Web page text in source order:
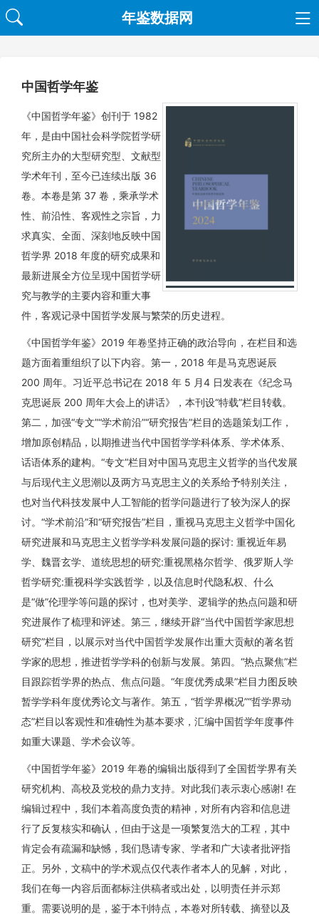
年鉴数据网
中国哲学年鉴
《中国哲学年鉴》创刊于 1982
年，是由中国社会科学院哲学研
究所主办的大型研究型、文献型
学术年刊，至今已连续出版 36
卷。本卷是第 37 卷，乘承学术
性、前沿性、客观性之宗旨，力
求真实、全面、深刻地反映中国
哲学界 2018 年度的研究成果和
最新进展全方位呈现中国哲学研
究与教学的主要内容和重大事
件，客观记录中国哲学发展与繁荣的历史进程。
《中国哲学年鉴》2019 年卷坚持正确的政治导向，在栏目和选
题方面着重组织了以下内容。第一，2018 年是马克恩诞辰
200 周年。习近平总书记在 2018 年 5 月4 日发表在《纪念马
克思诞辰 200 周年大会上的讲话》，本刊设“特载”栏目转载。
第二，加强“专文”“学术前沿”“研究报告”栏目的选题策划工作，
增加原创精品，以期推进当代中国哲学学科体系、学术体系、
话语体系的建构。“专文”栏目对中国马克思主义哲学的当代发展
与后现代主义思潮以及两方马克思主义的关系给予特别关注，
也对当代科技发展中人工智能的哲学问题进行了较为深人的探
讨。“学术前沿”和“研究报告”栏目，重视马克思主义哲学中国化
研究进展和马克思主义哲学学科发展问题的探讨: 重视近年易
学、魏晋玄学、道统思想的研究:重视黑格尔哲学、俄罗斯人学
哲学研究:重视科学实践哲学，以及信息时代隐私权、什么
是“做”伦理学等问题的探讨，也对美学、逻辑学的热点问题和研
究进展作了梳理和评述。第三，继续开辟“当代中国哲学家思想
研究”栏目，以展示对当代中国哲学发展作出重大贡献的著名哲
学家的思想，推进哲学学科的创新与发展。第四。“热点聚焦”栏
目跟踪哲学界的热点、焦点问题。“年度优秀成果”栏目力图反映
暂学学科年度优秀论文与著作。第五，“哲学界概况”“哲学界动
态”栏目以客观性和准确性为基本要求，汇编中国哲学年度事件
如重大课题、学术会议等。
《中国哲学年鉴》2019 年卷的编辑出版得到了全国哲学界有关
研究机构、高校及党校的鼎力支持。对此我们表示衷心感谢! 在
编辑过程中，我们本着高度负责的精神，对所有内容和信息进
行了反复核实和确认，但由于这是一项繁复浩大的工程，其中
肯定会有疏漏和缺憾，我们恳请专家、学者和广大读者批评指
正。另外，文稿中的学术观点仅代表作者本人的见解，对此，
我们在每一内容后面都标注供稿者或出处，以明责任并示郑
重。需要说明的是，鉴于本刊特点，本卷对所转载、摘登以及